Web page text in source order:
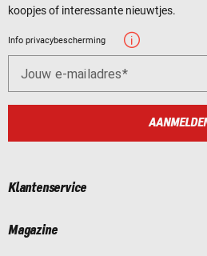
koopjes of interessante nieuwtjes.
Info privacybescherming
Jouw e-mailadres
Klantenservice
Magazine